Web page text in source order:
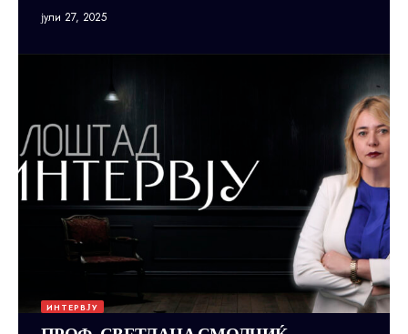
јули 27, 2025
ИНТЕРВЈУ